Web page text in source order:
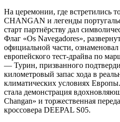
На церемонии, где встретились
CHANGAN и легенды
старт партнёрству дал
Флаг «Os Navegadores»,
официальной части,
европейского тест-драйва по
— Турин, призванного
километровый запас хода в
климатических условиях
стала демонстрация
Changan» и торжественная
кроссовера DEEPAL S05.